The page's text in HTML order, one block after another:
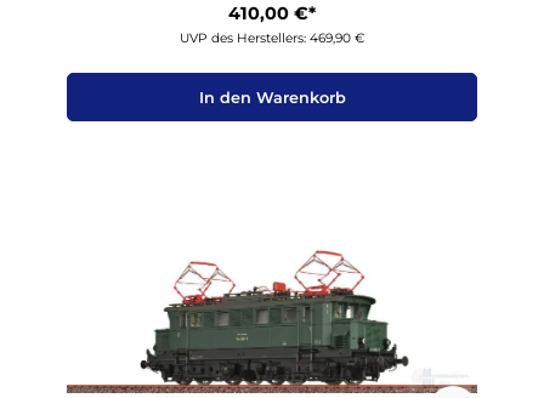
410,00 €*
UVP des Herstellers: 469,90 €
In den Warenkorb